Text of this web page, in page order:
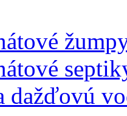
dažďovú